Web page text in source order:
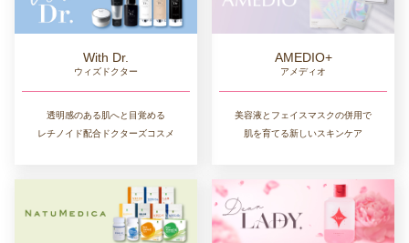
With Dr.
ウィズドクター
透明感のある肌へと目覚める
レチノイド配合ドクターズコスメ
AMEDIO+
アメディオ
美容液とフェイスマスクの併用で
肌を育てる新しいスキンケア